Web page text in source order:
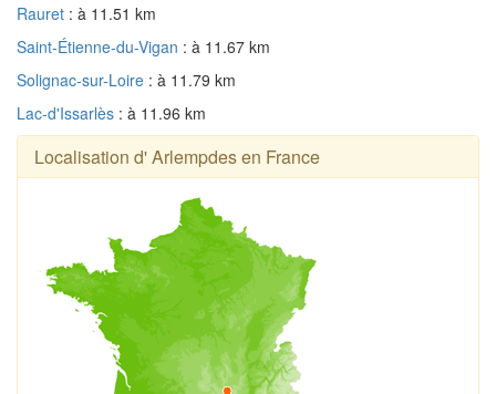
Rauret : à 11.51 km
Saint-Étienne-du-Vigan : à 11.67 km
Solignac-sur-Loire : à 11.79 km
Lac-d'Issarlès : à 11.96 km
Localisation d' Arlempdes en France